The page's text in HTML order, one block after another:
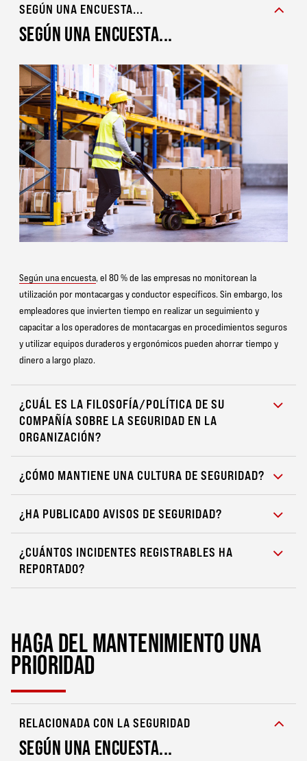
SEGÚN UNA ENCUESTA...
SEGÚN UNA ENCUESTA...
Según una encuesta, el 80 % de las empresas no monitorean la
utilización por montacargas y conductor específicos. Sin embargo, los
empleadores que invierten tiempo en realizar un seguimiento y
capacitar a los operadores de montacargas en procedimientos seguros
y utilizar equipos duraderos y ergonómicos pueden ahorrar tiempo y
dinero a largo plazo.
¿CUÁL ES LA FILOSOFÍA/POLÍTICA DE SU
COMPAÑÍA SOBRE LA SEGURIDAD EN LA
ORGANIZACIÓN?
¿CÓMO MANTIENE UNA CULTURA DE SEGURIDAD?
¿HA PUBLICADO AVISOS DE SEGURIDAD?
¿CUÁNTOS INCIDENTES REGISTRABLES HA
REPORTADO?
HAGA DEL MANTENIMIENTO UNA
PRIORIDAD
RELACIONADA CON LA SEGURIDAD
SEGÚN UNA ENCUESTA...